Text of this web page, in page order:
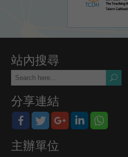
站內搜尋
分享連結
主辦單位